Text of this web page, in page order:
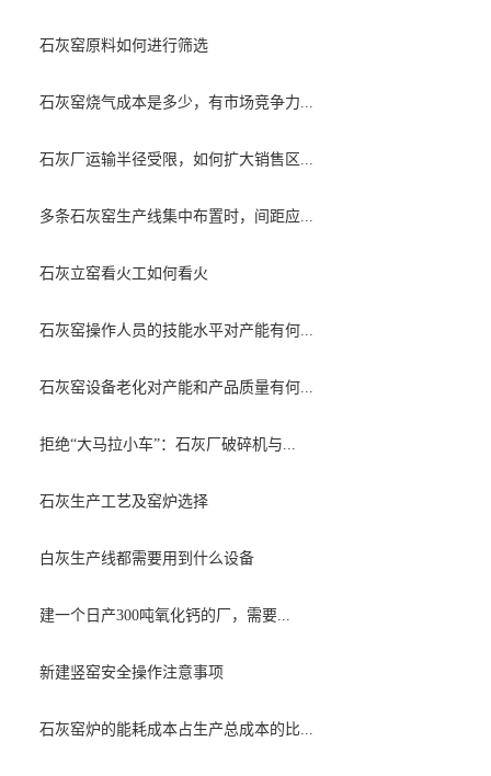
石灰窑原料如何进行筛选
石灰窑烧气成本是多少，有市场竞争力...
石灰厂运输半径受限，如何扩大销售区...
多条石灰窑生产线集中布置时，间距应...
石灰立窑看火工如何看火
石灰窑操作人员的技能水平对产能有何...
石灰窑设备老化对产能和产品质量有何...
拒绝“大马拉小车”：石灰厂破碎机与...
石灰生产工艺及窑炉选择
白灰生产线都需要用到什么设备
建一个日产300吨氧化钙的厂，需要...
新建竖窑安全操作注意事项
石灰窑炉的能耗成本占生产总成本的比...